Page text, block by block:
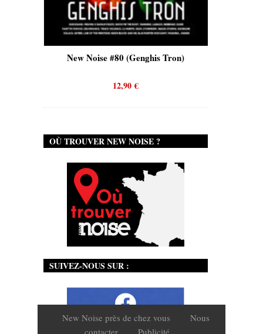
New Noise #80 (Genghis Tron)
12,90€
OÙ TROUVER NEW NOISE ?
SUIVEZ-NOUS SUR :
New Noise près de chez vous
Nous
contacter
Publicité